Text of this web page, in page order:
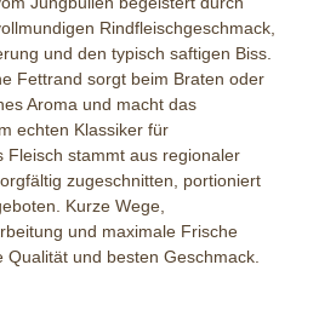
Rindfleischgeschmack,
und den typisch saftigen Biss.
Fettrand sorgt beim Braten oder
Aroma und macht das
echten Klassiker für
Fleisch stammt aus regionaler
zugeschnitten, portioniert
Kurze Wege,
und maximale Frische
und besten Geschmack.